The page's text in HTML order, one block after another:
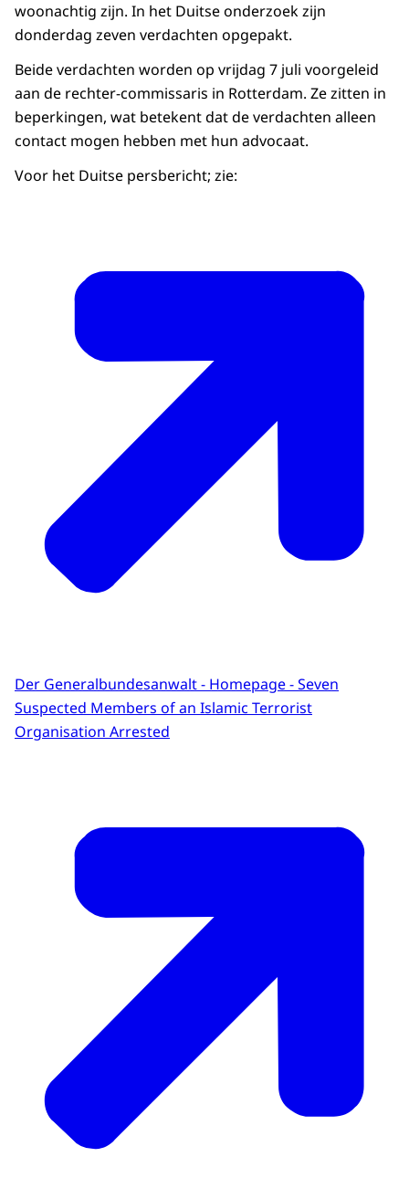
woonachtig zijn. In het Duitse onderzoek zijn
donderdag zeven verdachten opgepakt.
Beide verdachten worden op vrijdag 7 juli voorgeleid
aan de rechter-commissaris in Rotterdam. Ze zitten in
beperkingen, wat betekent dat de verdachten alleen
contact mogen hebben met hun advocaat.
Voor het Duitse persbericht; zie:
Der Generalbundesanwalt - Homepage - Seven
Suspected Members of an Islamic Terrorist
Organisation Arrested